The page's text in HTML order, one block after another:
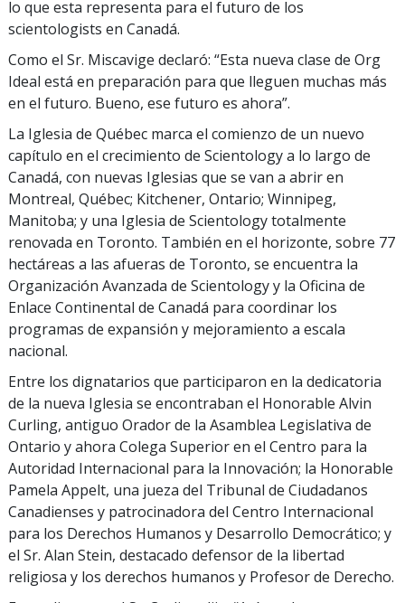
lo que esta representa para el futuro de los
scientologists en Canadá.
Como el Sr. Miscavige declaró: “Esta nueva clase de Org
Ideal está en preparación para que lleguen muchas más
en el futuro. Bueno, ese futuro es ahora”.
La Iglesia de Québec marca el comienzo de un nuevo
capítulo en el crecimiento de Scientology a lo largo de
Canadá, con nuevas Iglesias que se van a abrir en
Montreal, Québec; Kitchener, Ontario; Winnipeg,
Manitoba; y una Iglesia de Scientology totalmente
renovada en Toronto. También en el horizonte, sobre 77
hectáreas a las afueras de Toronto, se encuentra la
Organización Avanzada de Scientology y la Oficina de
Enlace Continental de Canadá para coordinar los
programas de expansión y mejoramiento a escala
nacional.
Entre los dignatarios que participaron en la dedicatoria
de la nueva Iglesia se encontraban el Honorable Alvin
Curling, antiguo Orador de la Asamblea Legislativa de
Ontario y ahora Colega Superior en el Centro para la
Autoridad Internacional para la Innovación; la Honorable
Pamela Appelt, una jueza del Tribunal de Ciudadanos
Canadienses y patrocinadora del Centro Internacional
para los Derechos Humanos y Desarrollo Democrático; y
el Sr. Alan Stein, destacado defensor de la libertad
religiosa y los derechos humanos y Profesor de Derecho.